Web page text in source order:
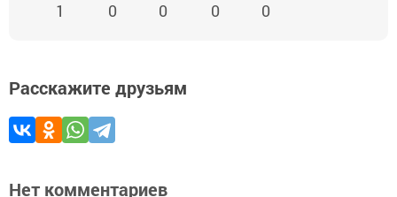
1 0 0 0 0
Расскажите друзьям
Нет комментариев